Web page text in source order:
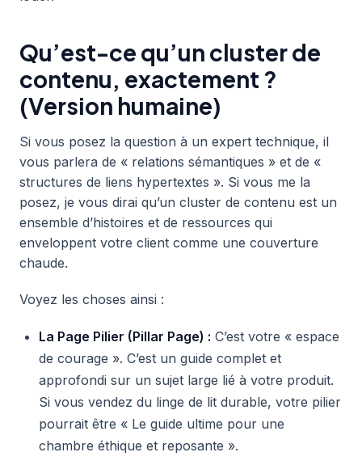
Qu’est-ce qu’un cluster de
contenu, exactement ?
(Version humaine)
Si vous posez la question à un expert technique, il
vous parlera de « relations sémantiques » et de «
structures de liens hypertextes ». Si vous me la
posez, je vous dirai qu’un cluster de contenu est un
ensemble d’histoires et de ressources qui
enveloppent votre client comme une couverture
chaude.
Voyez les choses ainsi :
La Page Pilier (Pillar Page) : C’est votre « espace
de courage ». C’est un guide complet et
approfondi sur un sujet large lié à votre produit.
Si vous vendez du linge de lit durable, votre pilier
pourrait être « Le guide ultime pour une
chambre éthique et reposante ».